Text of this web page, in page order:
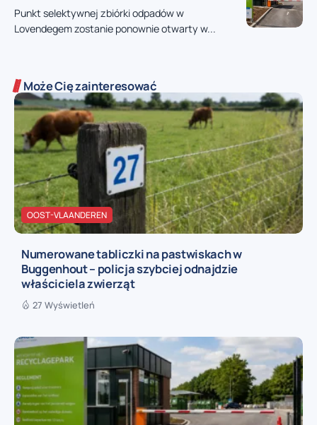
Punkt selektywnej zbiórki odpadów w
Lovendegem zostanie ponownie otwarty w...
Może Cię zainteresować
OOST-VLAANDEREN
Numerowane tabliczki na pastwiskach w
Buggenhout – policja szybciej odnajdzie
właściciela zwierząt
27 Wyświetleń